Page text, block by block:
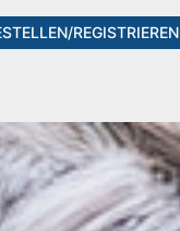
REGISTRIEREN